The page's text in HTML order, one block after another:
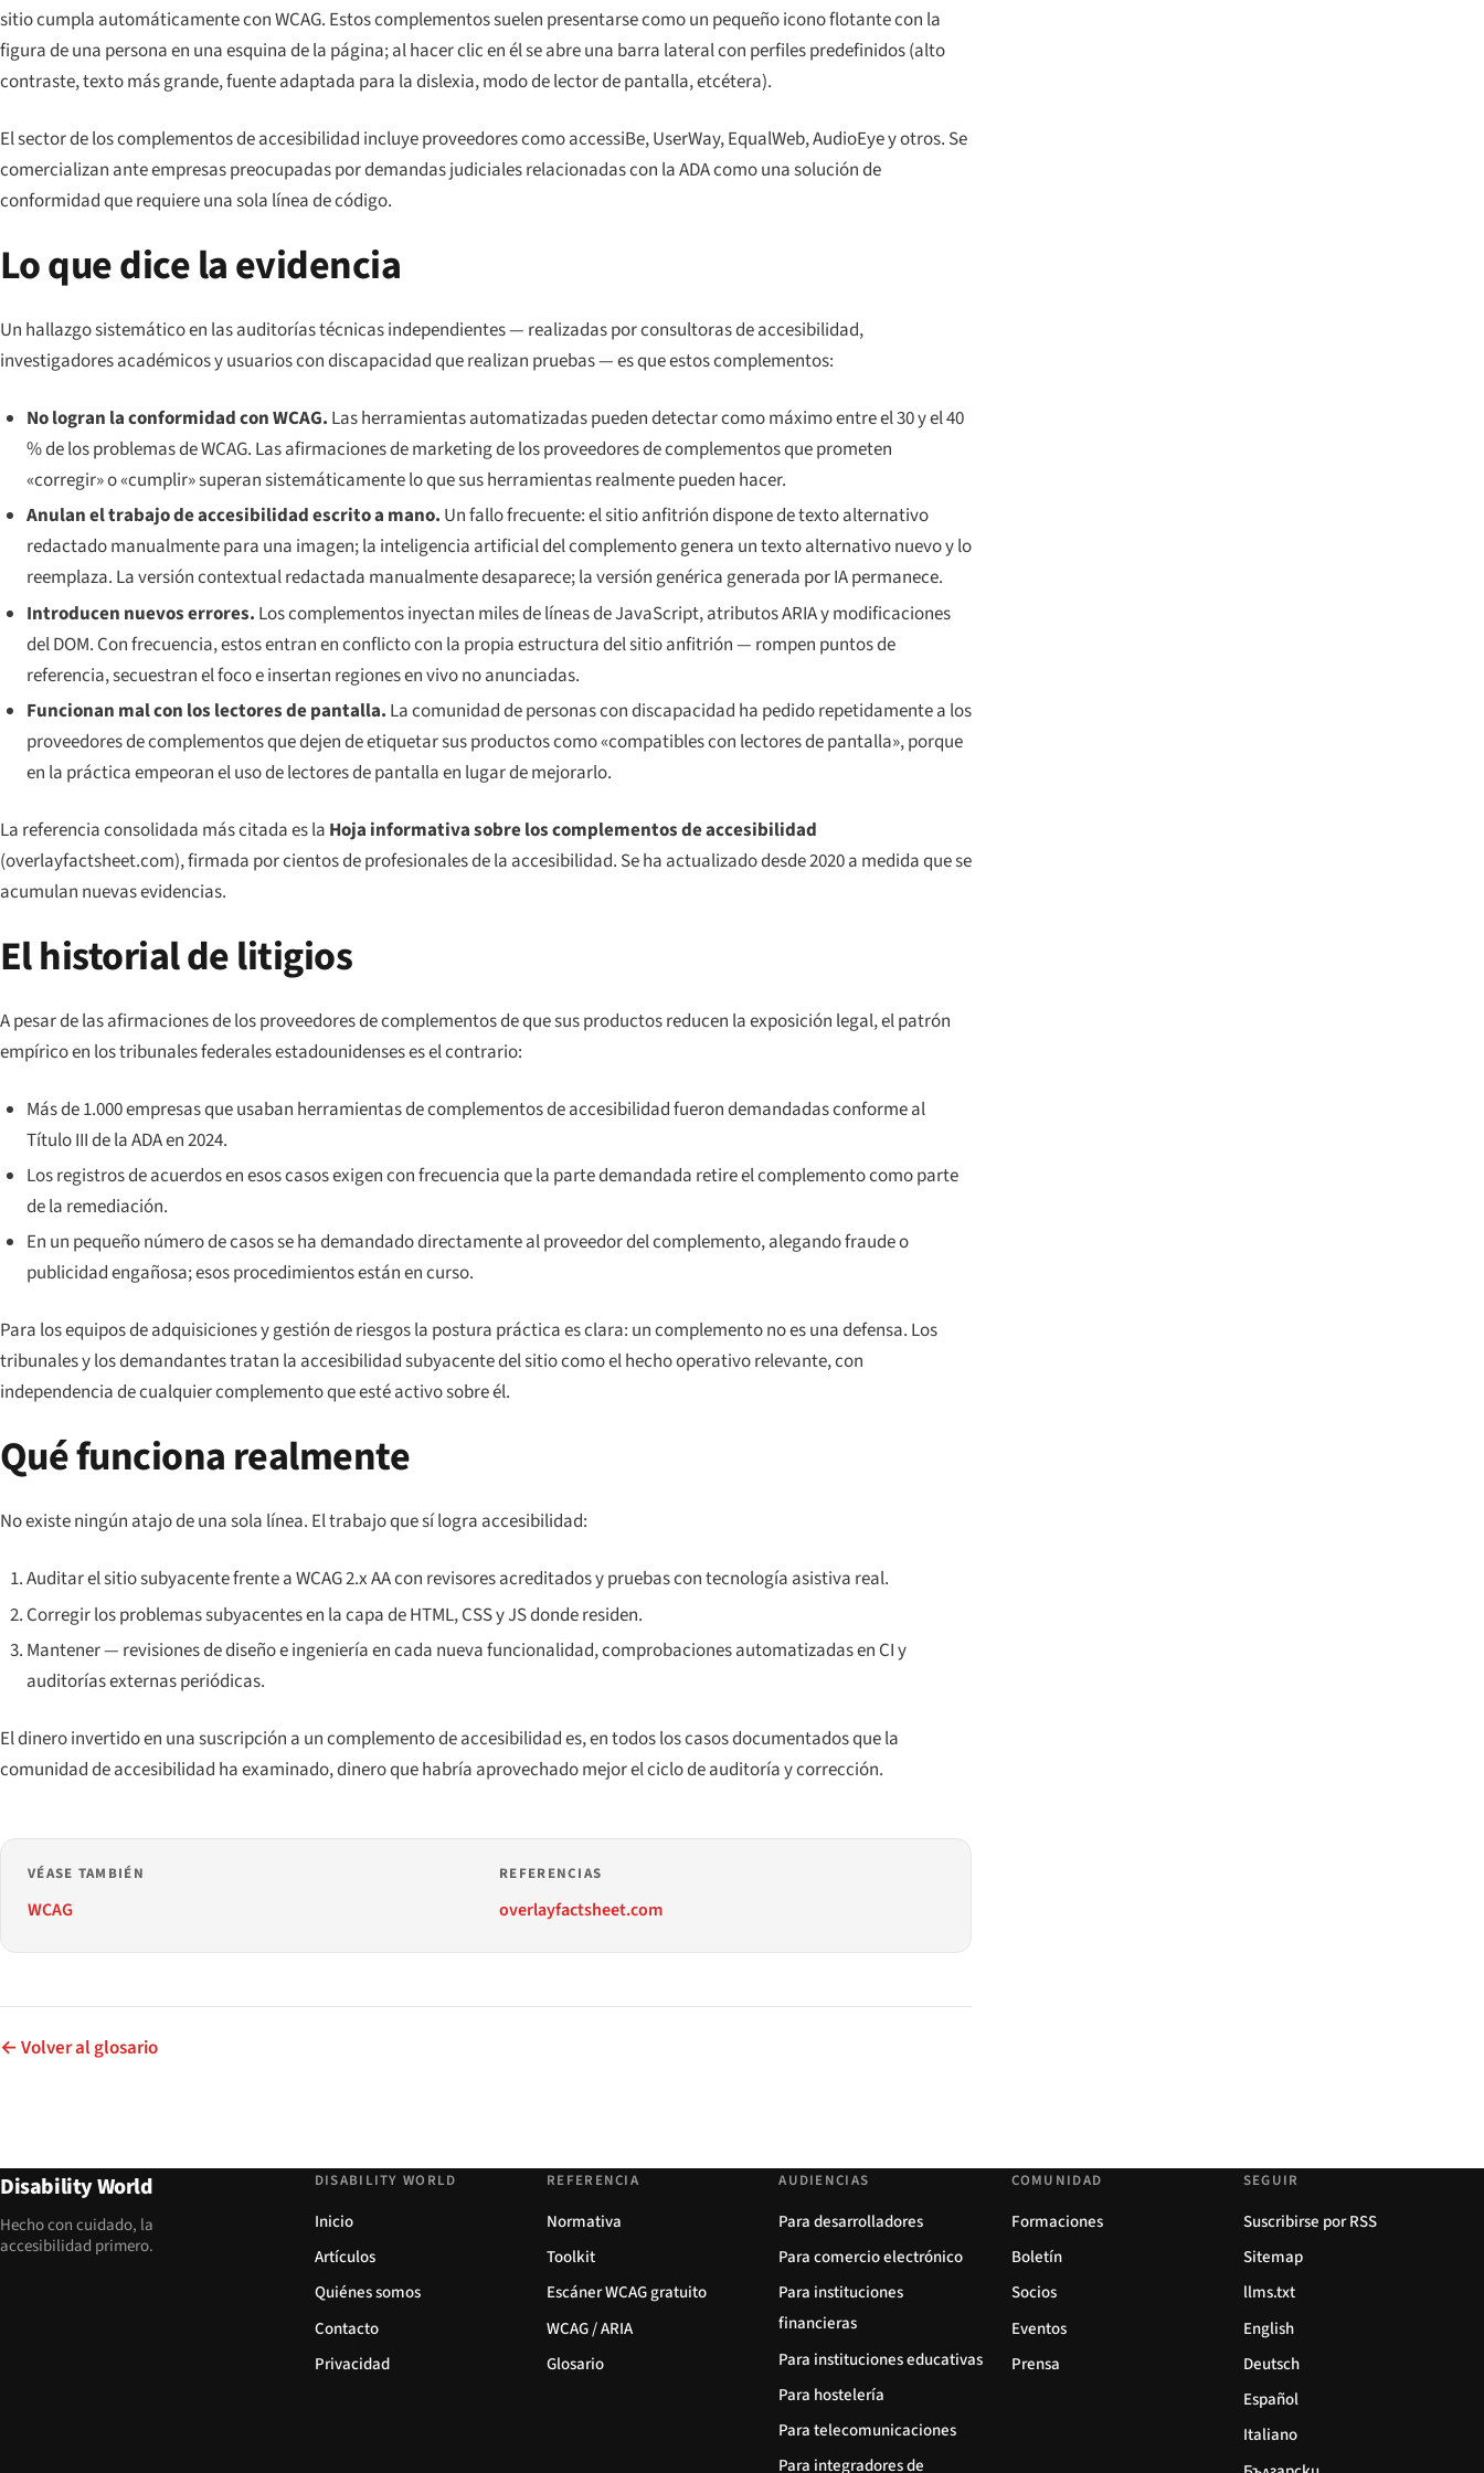
sitio cumpla automáticamente con WCAG. Estos complementos suelen presentarse como un pequeño icono flotante con la
figura de una persona en una esquina de la página; al hacer clic en él se abre una barra lateral con perfiles predefinidos (alto
contraste, texto más grande, fuente adaptada para la dislexia, modo de lector de pantalla, etcétera).
El sector de los complementos de accesibilidad incluye proveedores como accessiBe, UserWay, EqualWeb, AudioEye y otros. Se
comercializan ante empresas preocupadas por demandas judiciales relacionadas con la ADA como una solución de
conformidad que requiere una sola línea de código.
Lo que dice la evidencia
Un hallazgo sistemático en las auditorías técnicas independientes — realizadas por consultoras de accesibilidad,
investigadores académicos y usuarios con discapacidad que realizan pruebas — es que estos complementos:
No logran la conformidad con WCAG. Las herramientas automatizadas pueden detectar como máximo entre el 30 y el 40
% de los problemas de WCAG. Las afirmaciones de marketing de los proveedores de complementos que prometen
«corregir» o «cumplir» superan sistemáticamente lo que sus herramientas realmente pueden hacer.
Anulan el trabajo de accesibilidad escrito a mano. Un fallo frecuente: el sitio anfitrión dispone de texto alternativo
redactado manualmente para una imagen; la inteligencia artificial del complemento genera un texto alternativo nuevo y lo
reemplaza. La versión contextual redactada manualmente desaparece; la versión genérica generada por IA permanece.
Introducen nuevos errores. Los complementos inyectan miles de líneas de JavaScript, atributos ARIA y modificaciones
del DOM. Con frecuencia, estos entran en conflicto con la propia estructura del sitio anfitrión — rompen puntos de
referencia, secuestran el foco e insertan regiones en vivo no anunciadas.
Funcionan mal con los lectores de pantalla. La comunidad de personas con discapacidad ha pedido repetidamente a los
proveedores de complementos que dejen de etiquetar sus productos como «compatibles con lectores de pantalla», porque
en la práctica empeoran el uso de lectores de pantalla en lugar de mejorarlo.
La referencia consolidada más citada es la Hoja informativa sobre los complementos de accesibilidad
(overlayfactsheet.com), firmada por cientos de profesionales de la accesibilidad. Se ha actualizado desde 2020 a medida que se
acumulan nuevas evidencias.
El historial de litigios
A pesar de las afirmaciones de los proveedores de complementos de que sus productos reducen la exposición legal, el patrón
empírico en los tribunales federales estadounidenses es el contrario:
Más de 1.000 empresas que usaban herramientas de complementos de accesibilidad fueron demandadas conforme al
Título III de la ADA en 2024.
Los registros de acuerdos en esos casos exigen con frecuencia que la parte demandada retireel complemento como parte
de la remediación.
En un pequeño número de casos se ha demandado directamente al proveedor del complemento, alegando fraude o
publicidad engañosa; esos procedimientos están en curso.
Para los equipos de adquisiciones y gestión de riesgos la postura práctica es clara: un complemento no es una defensa. Los
tribunales y los demandantes tratan la accesibilidad subyacente del sitio como el hecho operativo relevante, con
independencia de cualquier complemento que esté activo sobre él.
Qué funciona realmente
No existe ningún atajo de una sola línea. El trabajo que sí logra accesibilidad:
Auditar el sitio subyacente frente a WCAG 2.x AA con revisores acreditados y pruebas con tecnología asistiva real.
Corregir los problemas subyacentes en la capa de HTML, CSS y JS donde residen.
Mantener — revisiones de diseño e ingeniería en cada nueva funcionalidad, comprobaciones automatizadas en CI y
auditorías externas periódicas.
El dinero invertido en una suscripción a un complemento de accesibilidad es, en todos los casos documentados que la
comunidad de accesibilidad ha examinado, dinero que habría aprovechado mejor el ciclo de auditoría y corrección.
VÉASE TAMBIÉN
WCAG
REFERENCIAS
overlayfactsheet.com
← Volver al glosario
Disability World
Hecho con cuidado, la
accesibilidad primero.
DISABILITY WORLD
Inicio
Artículos
Quiénes somos
Contacto
Privacidad
REFERENCIA
Normativa
Toolkit
Escáner WCAG gratuito
WCAG / ARIA
Glosario
AUDIENCIAS
Para desarrolladores
Para comercio electrónico
Para instituciones
financieras
Para instituciones educativas
Para hostelería
Para telecomunicaciones
Para integradores de
COMUNIDAD
Formaciones
Boletín
Socios
Eventos
Prensa
SEGUIR
Suscribirse por RSS
Sitemap
llms.txt
English
Deutsch
Español
Italiano